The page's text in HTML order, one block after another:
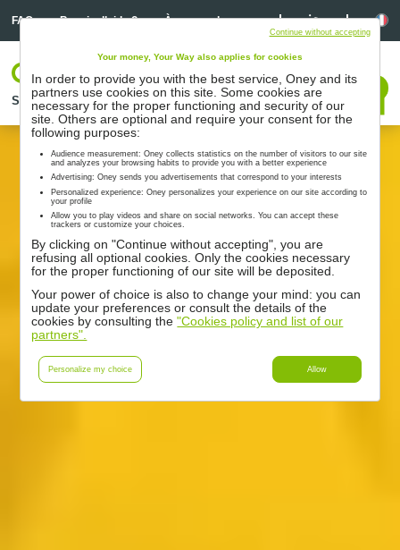
FAQ Besoin d’aide ? À propos de nous Linkedin
Linkedin
Solutions Nos partenaires Accompagnement Ressources
Votre espace
Nous contacter
Your money, Your Way also applies for cookies
In order to provide you with the best service, Oney and its
partners use cookies on this site. Some cookies are
necessary for the proper functioning and security of our
site. Others are optional and require your consent for the
following purposes:
Audience measurement: Oney collects statistics on the number of visitors to our site
and analyzes your browsing habits to provide you with a better experience
Advertising: Oney sends you advertisements that correspond to your interests
Personalized experience: Oney personalizes your experience on our site according to
your profile
Allow you to play videos and share on social networks. You can accept these
trackers or customize your choices.
By clicking on "Continue without accepting", you are
refusing all optional cookies. Only the cookies necessary
for the proper functioning of our site will be deposited.
Your power of choice is also to change your mind: you can
update your preferences or consult the details of the
cookies by consulting the"Cookies policy and list of our
partners".
Personalize my choice Allow
Continue without accepting